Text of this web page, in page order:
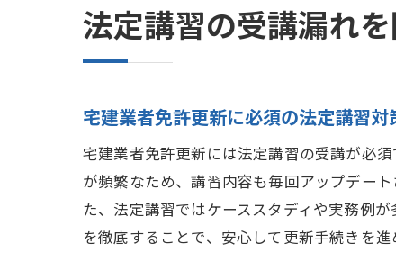
法定講習の受講漏れ
宅建業者免許更新に必須の法定講習対
宅建業者免許更新には法定講習の受講が必
が頻繁なため、講習内容も毎回アップデー
た、法定講習ではケーススタディや実務例
を徹底することで、安心して更新手続きを進